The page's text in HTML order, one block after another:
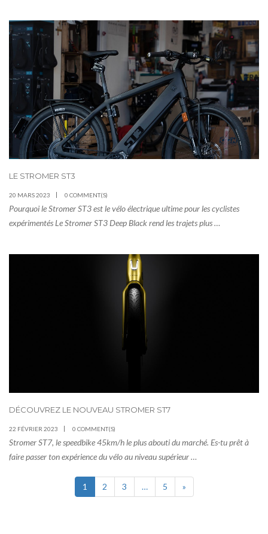
LE STROMER ST3
20 MARS 2023 0 COMMENT(S)
Pourquoi le Stromer ST3 est le vélo électrique ultime pour les cyclistes
expérimentés Le Stromer ST3 Deep Black rend les trajets plus …
DÉCOUVREZ LE NOUVEAU STROMER ST7
22 FÉVRIER 2023 0 COMMENT(S)
Stromer ST7, le speedbike 45km/h le plus abouti du marché. Es-tu prêt à
faire passer ton expérience du vélo au niveau supérieur …
1 2 3 … 5 »